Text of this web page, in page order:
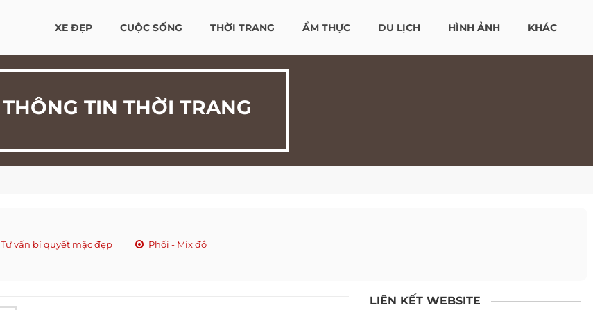
XE ĐẸP CUỘC SỐNG THỜI TRANG ẨM THỰC DU LỊCH HÌNH ẢNH KHÁC
THÔNG TIN THỜI TRANG
Tư vấn bí quyết mặc đẹp Phối - Mix đồ
LIÊN KẾT WEBSITE